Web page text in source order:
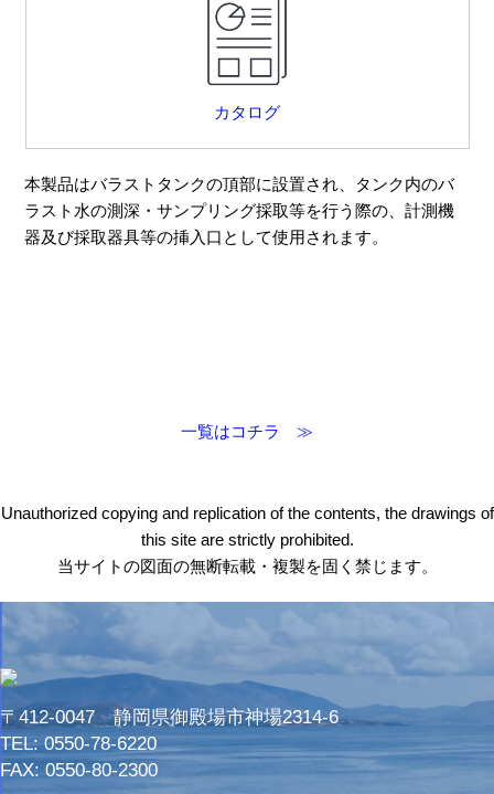
カタログ
本製品はバラストタンクの頂部に設置され、タンク内のバ
ラスト水の測深・サンプリング採取等を行う際の、計測機
器及び採取器具等の挿入口として使用されます。
一覧はコチラ ≫
Unauthorized copying and replication of the contents, the drawings of
this site are strictly prohibited.
当サイトの図面の無断転載・複製を固く禁じます。
〒412-0047 静岡県御殿場市神場2314-6
TEL:0550-78-6220
FAX: 0550-80-2300